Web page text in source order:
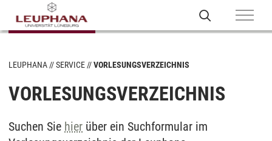
LEUPHANA SERVICE VORLESUNGSVERZEICHNIS
VORLESUNGSVERZEICHNIS
Suchen Sie hier über ein Suchformular im